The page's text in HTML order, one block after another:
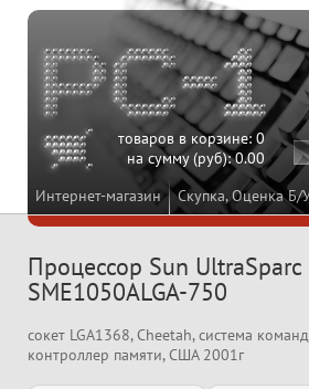
Интернет-магазин Скупка, Оценка Б/
товаров в корзине:0
на сумму (руб):0.00
Процессор Sun
SME1050ALGA-750
сокет LGA1368, Cheetah, система
контроллер памяти, США 2001г